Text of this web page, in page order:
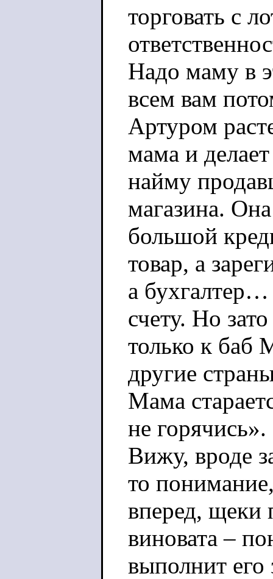
торговать с
Надо маму в
всем вам
Артуром
мама и
найму
магазина.
большой
товар, а
а
счету. Но
только к баб
другие
Мама
не горячись».
Вижу, вроде
то
вперед, щеки
виновата –
выполнит его